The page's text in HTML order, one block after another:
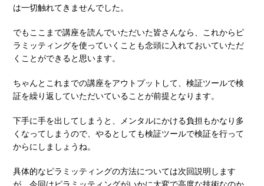
は一切触れてきませんでした。
でもここまで講座を読んでいただいた皆さんなら、これからピ
ラミッティングを使っていくことも念頭に入れておいていただ
くことができると思います。
ちゃんとこれまでの講座をアウトプットして、検証ツールで検
証を繰り返していただいていることが前提となります。
下手に手を出してしまうと、メンタルにかける負担もかなり多
くなってしまうので、やるとしても検証ツールで検証を行って
からにしましょうね。
具体的なピラミッティングの方法については次回説明します